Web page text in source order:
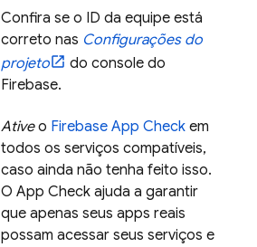
Confira se o ID da equipe está
correto nas Configurações do
projeto
do console do
Firebase.
Ativeo Firebase App Check em
todos os serviços compatíveis,
caso ainda não tenha feito isso.
O App Check ajuda a garantir
que apenas seus apps reais
possam acessar seus serviços e